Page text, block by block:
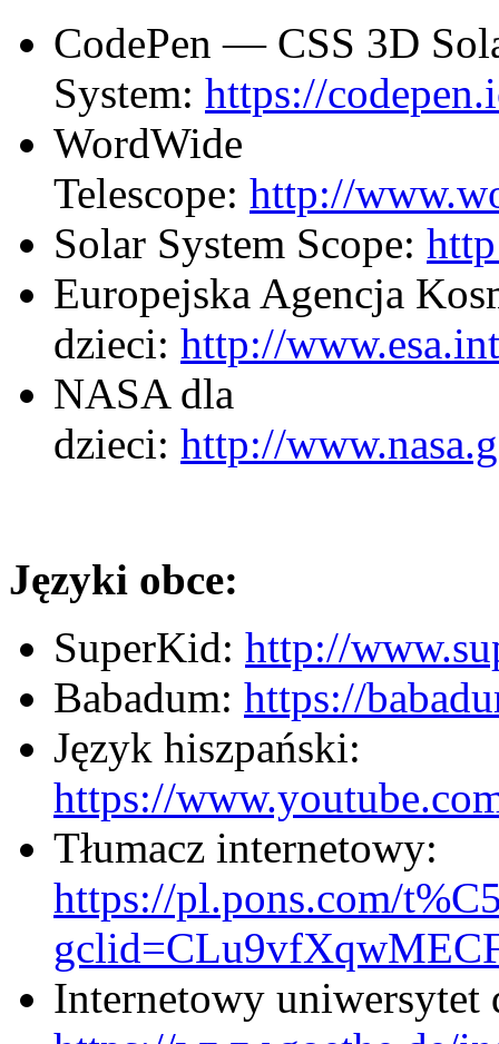
CodePen — CSS 3D
System: https://
WordWide
Telescope: http://
Solar System Scope:
Europejska Agencja
dzieci: http://
NASA dla
dzieci: http://
Języki obce:
SuperKid: http://
Babadum: https://
Język hiszpański:
https://
Tłumacz internetowy:
https://pl.pons.com/
Internetowy